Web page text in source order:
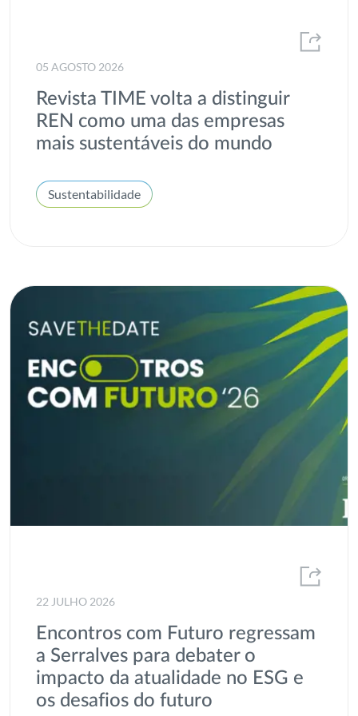
Fontes de energia renováveis
Gás
Gases renováveis
H2med
Inovação
Institucional
Interligação
Offshore
Plano Estratégico
Portgás
Prémio
Prémio AGIR
05 AGOSTO 2026
Revista TIME volta a distinguir
REN como uma das empresas
mais sustentáveis do mundo
Sustentabilidade
22 JULHO 2026
Encontros com Futuro regressam
a Serralves para debater o
impacto da atualidade no ESG e
os desafios do futuro